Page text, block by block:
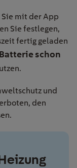
Sie mit der App
Sie festlegen,
fertig geladen
Batterie schon
und
den